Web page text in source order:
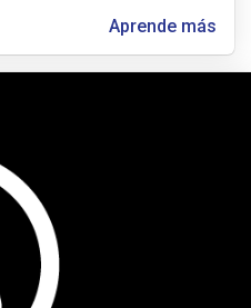
Aprende más